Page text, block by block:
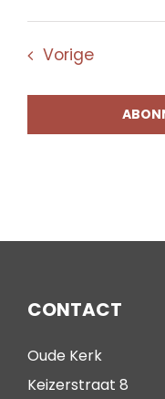
Vorige
CONTACT
Oude Kerk
Keizerstraat 8